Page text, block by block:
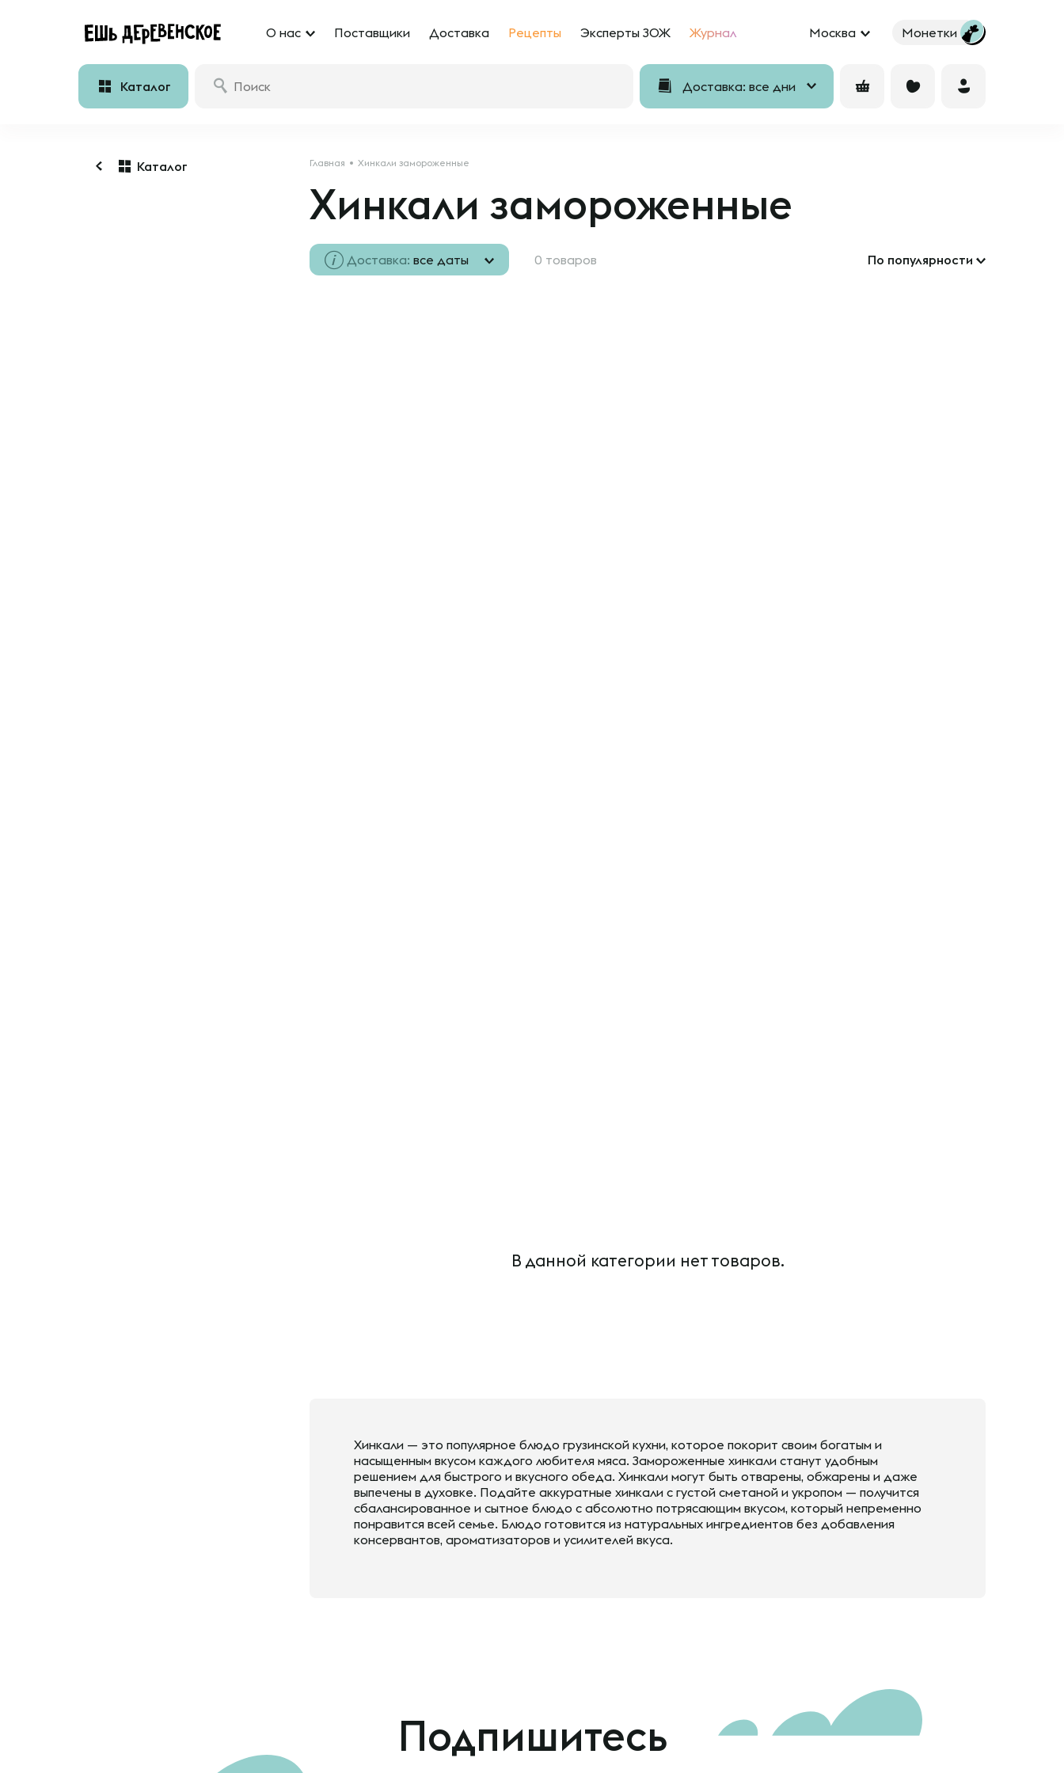
О нас Поставщики Доставка Рецепты Эксперты ЗОЖ Журнал Москва Монетки
Каталог Доставка: все дни
Каталог Главная Хинкали замороженные
Хинкали замороженные
Доставка: все даты 0 товаров По популярности
В данной категории нет товаров.
Хинкали — это популярное блюдо грузинской кухни, которое покорит своим богатым и
насыщенным вкусом каждого любителя мяса. Замороженные хинкали станут удобным
решением для быстрого и вкусного обеда. Хинкали могут быть отварены, обжарены и даже
выпечены в духовке. Подайте аккуратные хинкали с густой сметаной и укропом — получится
сбалансированное и сытное блюдо с абсолютно потрясающим вкусом, который непременно
понравится всей семье. Блюдо готовится из натуральных ингредиентов без добавления
консервантов, ароматизаторов и усилителей вкуса.
Подпишитесь